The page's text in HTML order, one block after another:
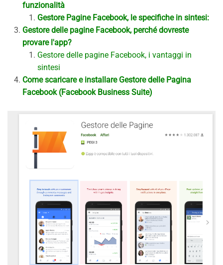
funzionalità
Gestore Pagine Facebook, le specifiche in sintesi:
Gestore delle pagine Facebook, perché dovreste
provare l'app?
Gestore delle pagine Facebook, i vantaggi in
sintesi
Come scaricare e installare Gestore delle Pagina
Facebook (Facebook Business Suite)